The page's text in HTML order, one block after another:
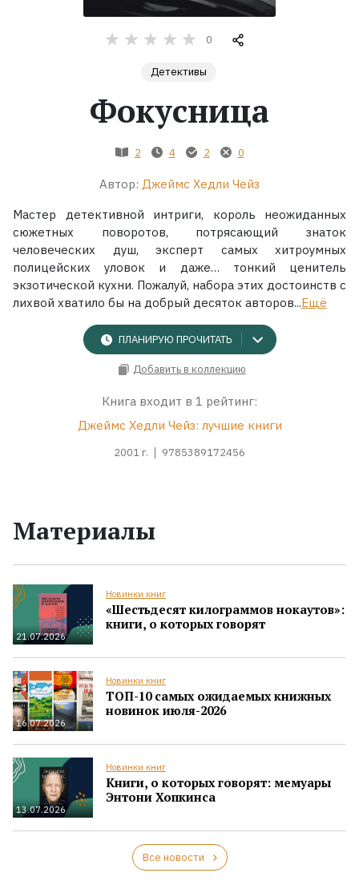
Экранизации
0
Детективы
Фокусница
2 4 2 0
Автор: Джеймс Хедли Чейз
Мастер детективной интриги, король неожиданных
сюжетных поворотов, потрясающий знаток
человеческих душ, эксперт самых хитроумных
полицейских уловок и даже… тонкий ценитель
экзотической кухни. Пожалуй, набора этих достоинств с
лихвой хватило бы на добрый десяток авторов...Ещё
ПЛАНИРУЮ ПРОЧИТАТЬ
Добавить в коллекцию
Книга входит в 1 рейтинг:
Джеймс Хедли Чейз: лучшие книги
2001 г. 9785389172456
Материалы
21.07.2026
Новинки книг
«Шестьдесят килограммов нокаутов»:
книги, о которых говорят
16.07.2026
Новинки книг
ТОП-10 самых ожидаемых книжных
новинок июля-2026
13.07.2026
Новинки книг
Книги, о которых говорят: мемуары
Энтони Хопкинса
Все новости